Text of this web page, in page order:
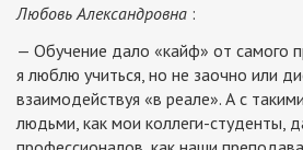
Любовь Александровна :
— Обучение дало «кайф» от самого
я люблю учиться, но не заочно или
взаимодействуя «в реале». А с
людьми, как мои коллеги-студенты,